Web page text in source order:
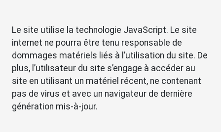
Le site utilise la technologie JavaScript. Le site
internet ne pourra être tenu responsable de
dommages matériels liés à l’utilisation du site. De
plus, l’utilisateur du site s’engage à accéder au
site en utilisant un matériel récent, ne contenant
pas de virus et avec un navigateur de dernière
génération mis-à-jour.